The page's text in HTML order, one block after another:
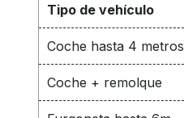
Tipo de vehículo
Coche hasta 4 metros
Coche + remolque